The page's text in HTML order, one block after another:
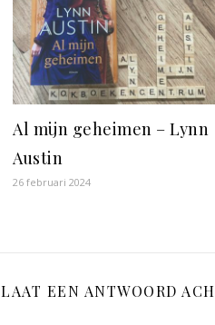
Al mijn geheimen – Lynn
Austin
26 februari 2024
LAAT EEN ANTWOORD